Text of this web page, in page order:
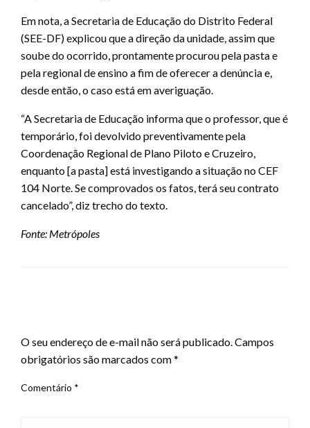
Em nota, a Secretaria de Educação do Distrito Federal
(SEE-DF) explicou que a direção da unidade, assim que
soube do ocorrido, prontamente procurou pela pasta e
pela regional de ensino a fim de oferecer a denúncia e,
desde então, o caso está em averiguação.
“A Secretaria de Educação informa que o professor, que é
temporário, foi devolvido preventivamente pela
Coordenação Regional de Plano Piloto e Cruzeiro,
enquanto [a pasta] está investigando a situação no CEF
104 Norte. Se comprovados os fatos, terá seu contrato
cancelado”, diz trecho do texto.
Fonte: Metrópoles
O seu endereço de e-mail não será publicado.Campos
obrigatórios são marcados com*
Comentário *